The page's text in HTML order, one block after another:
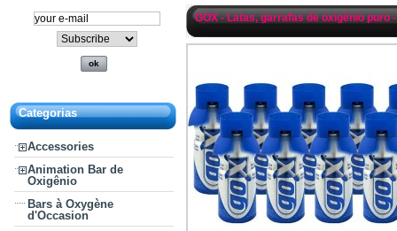
Categorias
Accessories
Animation Bar de
Oxigênio
Bars à Oxygène
d'Occasion
GOX - Latas, garrafas de oxigénio puro